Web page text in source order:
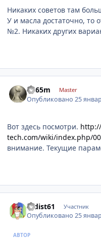
Никаких советов там
У и масла достаточно, то
№2. Никаких других
8k65m Master
Опубликовано25
Вот здесь посмотри.
tech.com/wiki/index.php/
внимание. Текущие
radist61 Участник
Опубликовано25
АВТОР